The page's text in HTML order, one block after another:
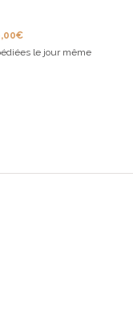
le jour même